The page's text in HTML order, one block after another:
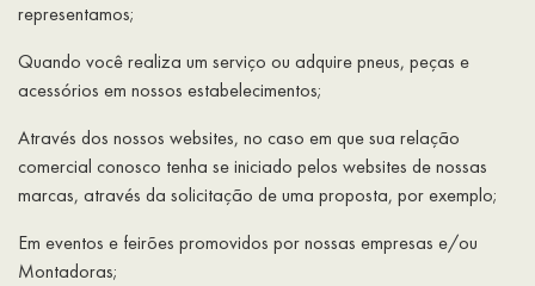
representamos;
Quando você realiza um serviço ou adquire pneus, peças e
acessórios em nossos estabelecimentos;
Através dos nossos websites, no caso em que sua relação
comercial conosco tenha se iniciado pelos websites de nossas
marcas, através da solicitação de uma proposta, por exemplo;
Em eventos e feirões promovidos por nossas empresas e/ou
Montadoras;